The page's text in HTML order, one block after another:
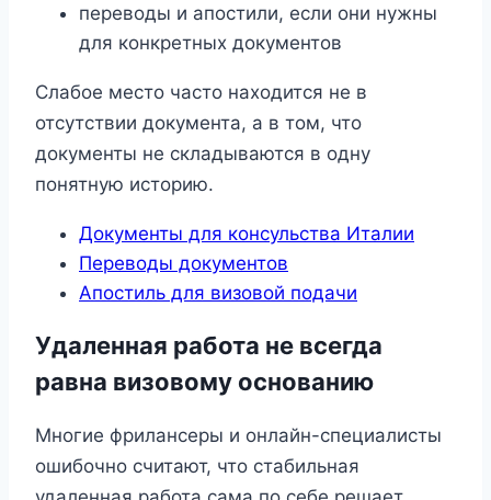
переводы и апостили, если они нужны
для конкретных документов
Слабое место часто находится не в
отсутствии документа, а в том, что
документы не складываются в одну
понятную историю.
Документы для консульства Италии
Переводы документов
Апостиль для визовой подачи
Удаленная работа не всегда
равна визовому основанию
Многие фрилансеры и онлайн-специалисты
ошибочно считают, что стабильная